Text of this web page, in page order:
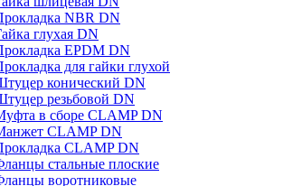
NBR DN
глухая DN
EPDM DN
для гайки глухой
конический DN
резьбовой DN
в сборе CLAMP DN
CLAMP DN
CLAMP DN
стальные плоские
воротниковые